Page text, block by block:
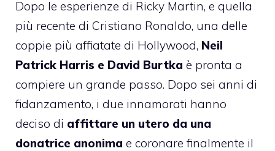
Dopo le esperienze di Ricky Martin, e quella
più recente di Cristiano Ronaldo, una delle
coppie più affiatate di Hollywood, Neil
Patrick Harris e David Burtka è pronta a
compiere un grande passo. Dopo sei anni di
fidanzamento, i due innamorati hanno
deciso di affittare un utero da una
donatrice anonima e coronare finalmente il